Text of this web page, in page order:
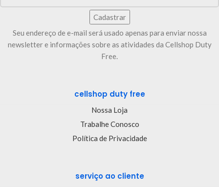
Seu endereço de e-mail será usado apenas para enviar nossa
newsletter e informações sobre as atividades da Cellshop Duty
Free.
cellshop duty free
Nossa Loja
Trabalhe Conosco
Política de Privacidade
serviço ao cliente